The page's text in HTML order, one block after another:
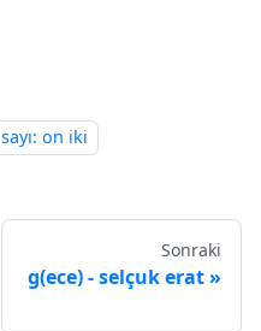
sayı: on iki
Sonraki
g(ece) - selçuk erat